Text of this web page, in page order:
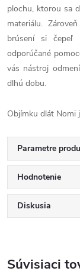
plochu, ktorou sa
materiálu.
brúsení si čepeľ
odporúčané
vás nástroj
dlhú dobu.
Objímku dlát Nomi
Parametre
Hodnotenie
Diskusia
Súvisiaci